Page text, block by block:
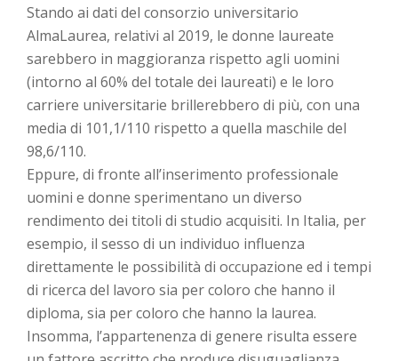
Stando ai dati del consorzio universitario
AlmaLaurea, relativi al 2019, le donne laureate
sarebbero in maggioranza rispetto agli uomini
(intorno al 60% del totale dei laureati) e le loro
carriere universitarie brillerebbero di più, con una
media di 101,1/110 rispetto a quella maschile del
98,6/110.
Eppure, di fronte all’inserimento professionale
uomini e donne sperimentano un diverso
rendimento dei titoli di studio acquisiti. In Italia, per
esempio, il sesso di un individuo influenza
direttamente le possibilità di occupazione ed i tempi
di ricerca del lavoro sia per coloro che hanno il
diploma, sia per coloro che hanno la laurea.
Insomma, l’appartenenza di genere risulta essere